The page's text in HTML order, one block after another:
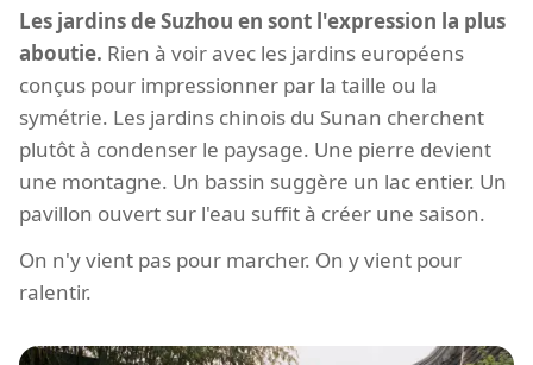
Les jardins de Suzhou en sont l'expression la plus
aboutie. Rien à voir avec les jardins européens
conçus pour impressionner par la taille ou la
symétrie. Les jardins chinois du Sunan cherchent
plutôt à condenser le paysage. Une pierre devient
une montagne. Un bassin suggère un lac entier. Un
pavillon ouvert sur l'eau suffit à créer une saison.
On n'y vient pas pour marcher. On y vient pour
ralentir.